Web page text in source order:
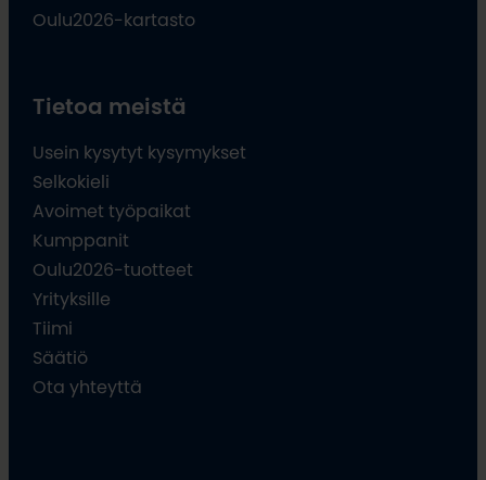
Oulu2026-kartasto
Tietoa meistä
Usein kysytyt kysymykset
Selkokieli
Avoimet työpaikat
Kumppanit
Oulu2026-tuotteet
Yrityksille
Tiimi
Säätiö
Ota yhteyttä